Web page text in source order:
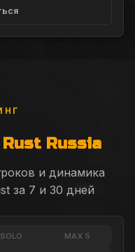
Rust Russia
и динамика
за 7 и 30 дней
SOLO MAX 5